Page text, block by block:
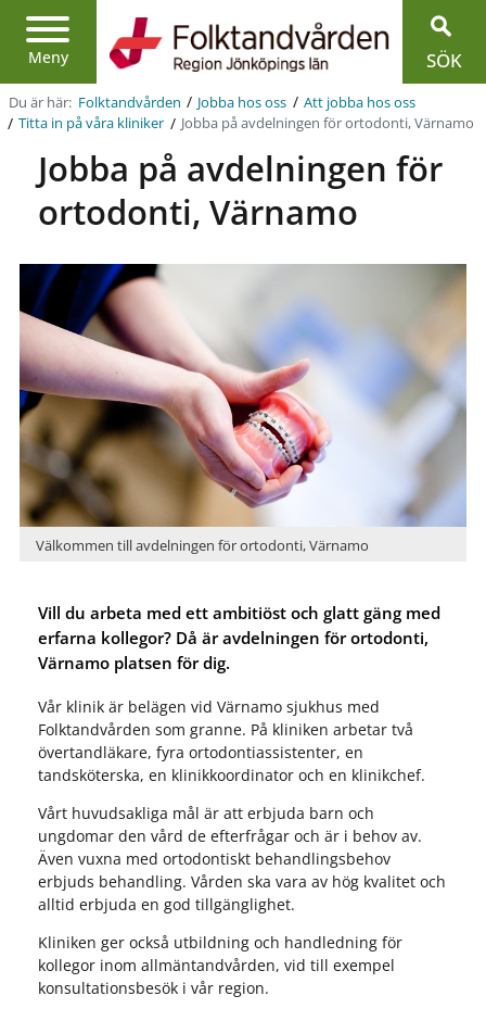
Meny
Region
Jönköpings
län
SÖK
Du är här: Folktandvården / Jobba hos oss / Att jobba hos oss
/ Titta in på våra kliniker / Jobba på avdelningen för ortodonti, Värnamo
Jobba på avdelningen för
ortodonti, Värnamo
Välkommen till avdelningen för ortodonti, Värnamo
Vill du arbeta med ett ambitiöst och glatt gäng med
erfarna kollegor? Då är avdelningen för ortodonti,
Värnamo platsen för dig.
Vår klinik är belägen vid Värnamo sjukhus med
Folktandvården som granne. På kliniken arbetar två
övertandläkare, fyra ortodontiassistenter, en
tandsköterska, en klinikkoordinator och en klinikchef.
Vårt huvudsakliga mål är att erbjuda barn och
ungdomar den vård de efterfrågar och är i behov av.
Även vuxna med ortodontiskt behandlingsbehov
erbjuds behandling. Vården ska vara av hög kvalitet och
alltid erbjuda en god tillgänglighet.
Kliniken ger också utbildning och handledning för
kollegor inom allmäntandvården, vid till exempel
konsultationsbesök i vår region.